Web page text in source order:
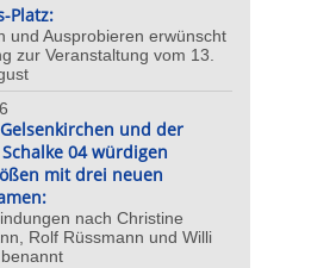
Platz:
und Ausprobieren erwünscht
zur Veranstaltung vom 13.
und der
Schalke 04 würdigen
mit drei neuen
nach Christine
Rolf Rüssmann und Willi